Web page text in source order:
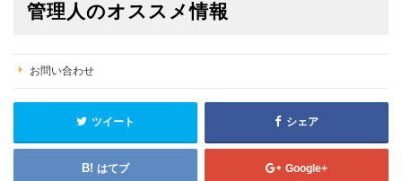
管理人のオススメ情報
お問い合わせ
ツイート シェア
はてブ Google+